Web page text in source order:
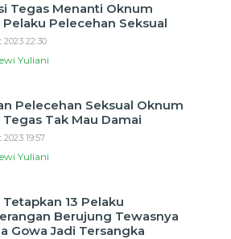
Tegas Menanti Oknum
Pelaku Pelecehan Seksual
2023 22:30
Yuliani
Pelecehan Seksual Oknum
Tegas Tak Mau Damai
2023 19:57
Yuliani
Tetapkan 13 Pelaku
Berujung Tewasnya
Gowa Jadi Tersangka